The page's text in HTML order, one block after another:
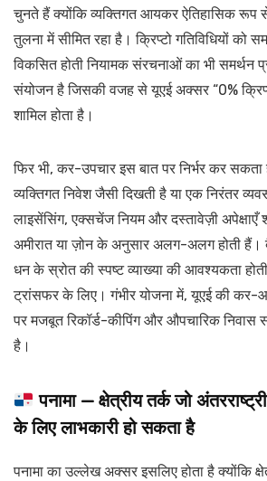
चुनते हैं क्योंकि व्यक्तिगत आयकर ऐतिहासिक रूप
तुलना में सीमित रहा है। क्रिप्टो गतिविधियों को
विकसित होती नियामक संरचनाओं का भी समर्थन
संयोजन है जिसकी वजह से यूएई अक्सर “0%
शामिल होता है।
फिर भी, कर-उपचार इस बात पर निर्भर कर सकता
व्यक्तिगत निवेश जैसी दिखती है या एक निरंतर
लाइसेंसिंग, एक्सचेंज नियम और दस्तावेज़ी अपेक्षाएँ
अमीरात या ज़ोन के अनुसार अलग-अलग होती
धन के स्रोत की स्पष्ट व्याख्या की आवश्यकता
ट्रांसफर के लिए। गंभीर योजना में, यूएई की कर-
पर मजबूत रिकॉर्ड-कीपिंग और औपचारिक निवास
है।
पनामा — क्षेत्रीय तर्क जो
के लिए लाभकारी हो सकता है
पनामा का उल्लेख अक्सर इसलिए होता है क्योंकि